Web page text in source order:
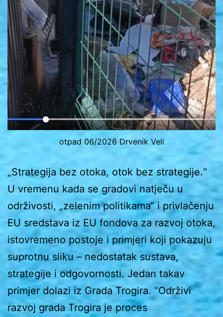
otpad 06/2026 Drvenik Veli
„Strategija bez otoka, otok bez strategije.“
U vremenu kada se gradovi natječu u
održivosti, „zelenim politikama“ i privlačenju
EU sredstava iz EU fondova za razvoj otoka,
istovremeno postoje i primjeri koji pokazuju
suprotnu sliku – nedostatak sustava,
strategije i odgovornosti. Jedan takav
primjer dolazi iz Grada Trogira. “Održivi
razvoj grada Trogira je proces